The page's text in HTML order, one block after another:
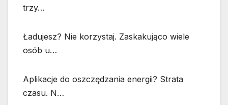
trzy…
Ładujesz? Nie korzystaj. Zaskakująco wiele
osób u…
Aplikacje do oszczędzania energii? Strata
czasu. N…